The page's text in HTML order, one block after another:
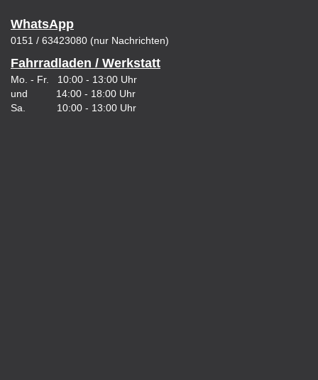
WhatsApp
0151 / 63423080 (nur Nachrichten)
Fahrradladen / Werkstatt
Mo. - Fr. 10:00 - 13:00 Uhr
und 14:00 - 18:00 Uhr
Sa. 10:00 - 13:00 Uhr